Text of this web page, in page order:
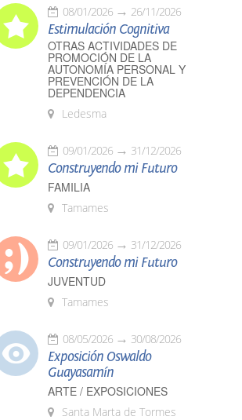
08/01/2026 26/11/2026
Estimulación Cognitiva
OTRAS ACTIVIDADES DE
PROMOCIÓN DE LA
AUTONOMÍA PERSONAL Y
PREVENCIÓN DE LA
DEPENDENCIA
Ledesma
09/01/2026 31/12/2026
Construyendo mi Futuro
FAMILIA
Tamames
09/01/2026 31/12/2026
Construyendo mi Futuro
JUVENTUD
Tamames
08/05/2026 30/08/2026
Exposición Oswaldo
Guayasamín
ARTE / EXPOSICIONES
Santa Marta de Tormes